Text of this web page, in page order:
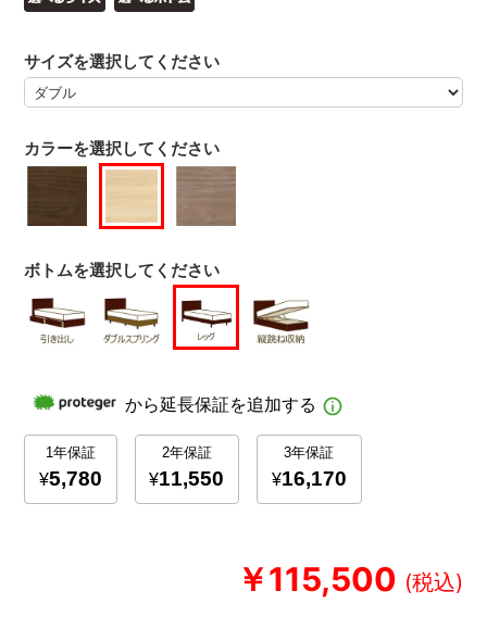
￥115,500
カラーを選択してください
サイズを選択してください
ボトムを選択してください